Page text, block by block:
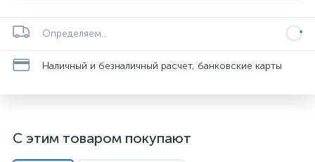
Определяем...
Наличный и безналичный расчет, банковские карты
С этим товаром покупают